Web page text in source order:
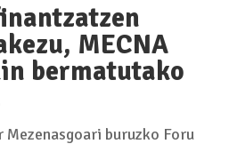
MECNA
bermatutako
buruzko Foru